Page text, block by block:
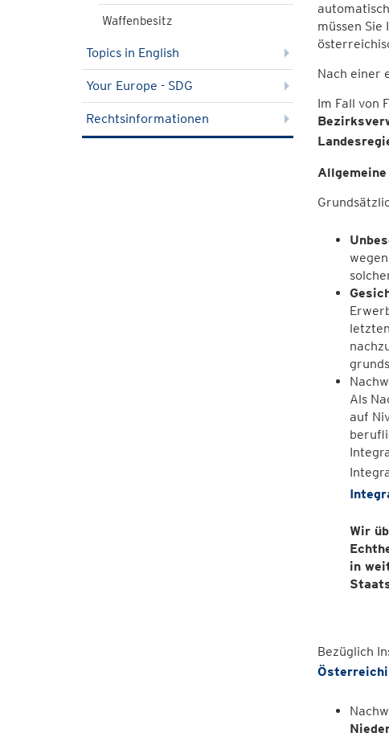
Waffenbesitz
Topics in English
Your Europe - SDG
Rechtsinformationen
müssen
Nach einer
Im Fall von
Als
auf
Wir
in
Bezüglich